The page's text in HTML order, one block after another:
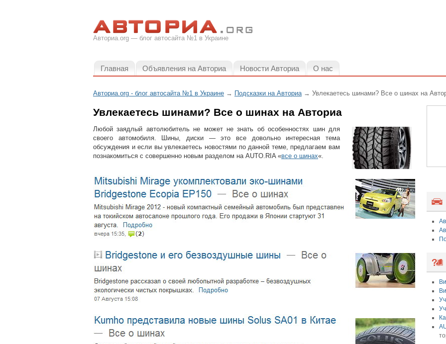
Авториа.org — блог автосайта №1 в Украине
Главная Объявления на Авториа Новости Авториа О нас
Авториа.org - блог автосайта №1 в Украине → Подсказки на Авториа→ Увлекаетесь шинами? Все о шинах на
Увлекаетесь шинами? Все о шинах на Авториа
Любой заядлый автолюбитель не может не знать об особенностях шин для
своего автомобиля. Шины, диски — это все довольно интересная тема
обсуждения и если вы увлекаетесь новостями по данной теме, предлагаем вам
познакомиться с совершенно новым разделом на AUTO.RIA «все о шинах«.